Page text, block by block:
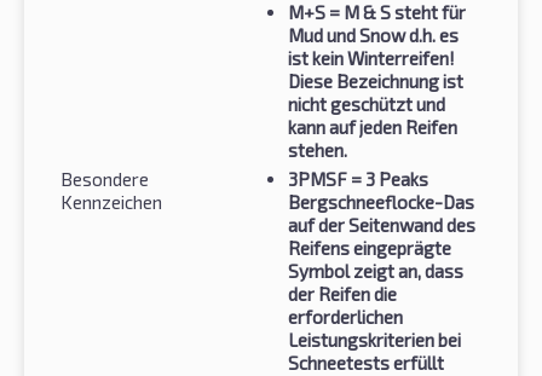
Besondere
Kennzeichen
M+S = M & S steht für
Mud und Snow d.h. es
ist kein Winterreifen!
Diese Bezeichnung ist
nicht geschützt und
kann auf jeden Reifen
stehen.
3PMSF = 3 Peaks
Bergschneeflocke-Das
auf der Seitenwand des
Reifens eingeprägte
Symbol zeigt an, dass
der Reifen die
erforderlichen
Leistungskriterien bei
Schneetests erfüllt